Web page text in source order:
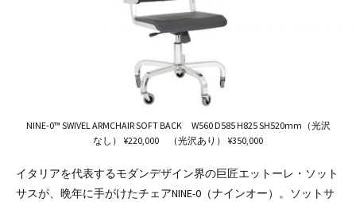
NINE-0™ SWIVEL ARMCHAIR SOFT BACK W560 D585 H825 SH520mm（光沢
なし） ¥220,000 （光沢あり） ¥350,000
イタリアを代表するモダンデザイン界の巨匠エットーレ・ソット
サスが、晩年に手がけたチェアNINE-0（ナインオー）。ソットサ